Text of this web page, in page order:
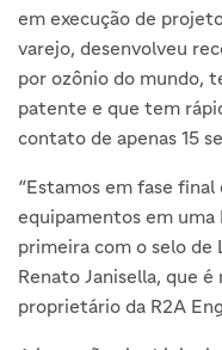
em execução de
varejo, desenvolveu
por ozônio do mundo,
patente e que tem
contato de apenas 15
“Estamos em fase
equipamentos em uma
primeira com o selo de
Renato Janisella, que
proprietário da R2A